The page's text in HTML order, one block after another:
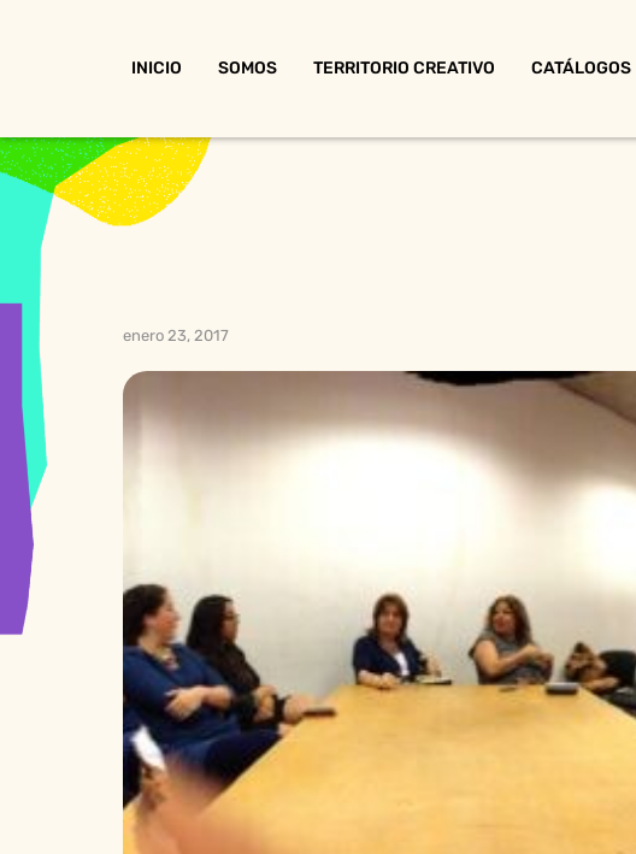
INICIO SOMOS TERRITORIO CREATIVO CATÁLOGOS
enero 23, 2017